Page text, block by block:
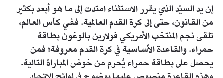
إن يد السيّد الذي يقرر الاستثناء امتدت إلى ما هو أبعد بكثير
من القانون، حتى إلى كرة القدم العالمية. ففي كأس العالم،
تلقى نجم المنتخب الأمريكي فولارين بالوغون بطاقة
حمراء. والقاعدة الأساسية في كرة القدم معروفة؛ فمن
يحصل على بطاقة حمراء يُحرم من خوض المباراة التالية.